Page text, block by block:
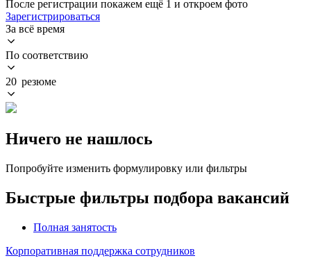
После регистрации покажем ещё 1 и откроем фото
Зарегистрироваться
За всё время
По соответствию
20 резюме
Ничего не нашлось
Попробуйте изменить формулировку или фильтры
Быстрые фильтры подбора вакансий
Полная занятость
Корпоративная поддержка сотрудников